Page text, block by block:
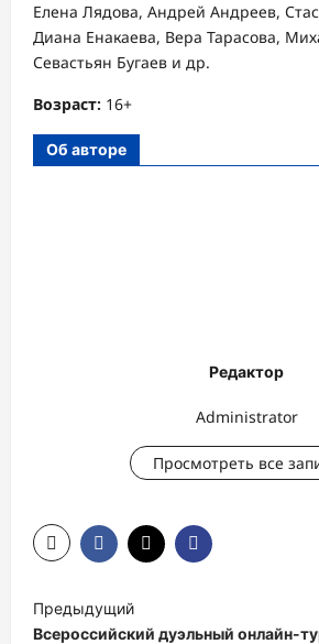
Елена Лядова, Андрей Андреев,
Диана Енакаева, Вера Тарасова,
Севастьян Бугаев и др.
Возраст: 16+
Об авторе
Редактор
Administrator
Просмотреть все
а
Предыдущий
Всероссийский дуэльный онлайн-